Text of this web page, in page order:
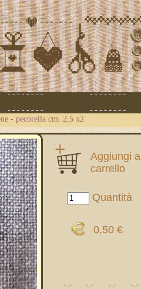
- pecorella cm. 2,5 x2
Aggiungi al
carrello
Quantità
0,50 €